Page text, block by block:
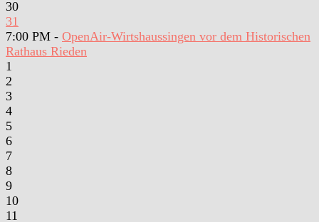
30
31
7:00 PM - OpenAir-Wirtshaussingen vor dem Historischen
Rathaus Rieden
1
2
3
4
5
6
7
8
9
10
11